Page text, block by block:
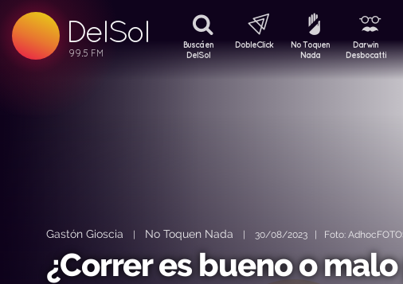
DelSol
99.5 FM
Buscá en
DelSol
DobleClick
No Toquen
Nada
Darwin
Desbocatti
Gastón Gioscia | No Toquen Nada | 30/08/2023 | Foto:
¿Correr es bueno o